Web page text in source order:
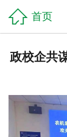
 首页
政校企共